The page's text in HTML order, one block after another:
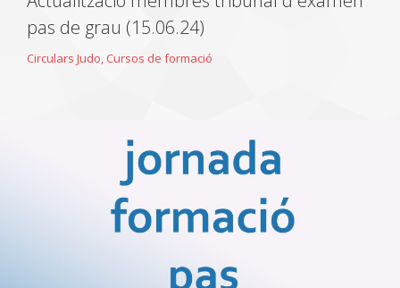
pas de grau (15.06.24)
Circulars Judo, Cursos de formació